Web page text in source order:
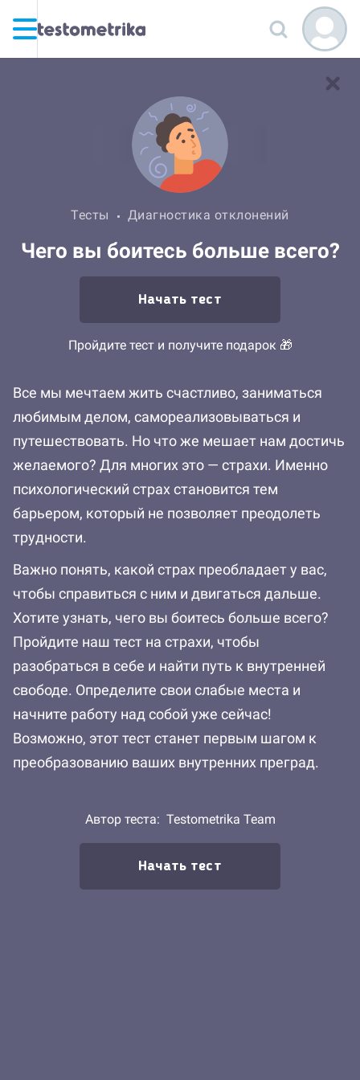
Тесты Диагностика отклонений
Чего вы боитесь больше всего?
Начать тест
Пройдите тест и получите подарок 🎁
Все мы мечтаем жить счастливо, заниматься
любимым делом, самореализовываться и
путешествовать. Но что же мешает нам достичь
желаемого? Для многих это — страхи. Именно
психологический страх становится тем
барьером, который не позволяет преодолеть
трудности.
Важно понять, какой страх преобладает у вас,
чтобы справиться с ним и двигаться дальше.
Хотите узнать, чего вы боитесь больше всего?
Пройдите наш тест на страхи, чтобы
разобраться в себе и найти путь к внутренней
свободе. Определите свои слабые места и
начните работу над собой уже сейчас!
Возможно, этот тест станет первым шагом к
преобразованию ваших внутренних преград.
Автор теста: Testometrika Team
Начать тест